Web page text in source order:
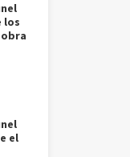
los
el